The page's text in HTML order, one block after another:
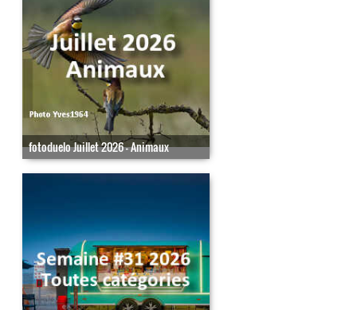
fotoduelo Juillet 2026 - Animaux